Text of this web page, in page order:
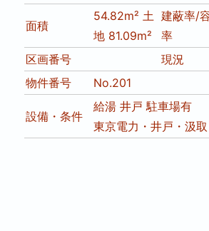
面積
54.82m² 土
地 81.09m²
建蔽率/
率
区画番号 現況
物件番号
No.201
設備・条件
給湯 井戸 駐車場有
東京電力・井戸・汲